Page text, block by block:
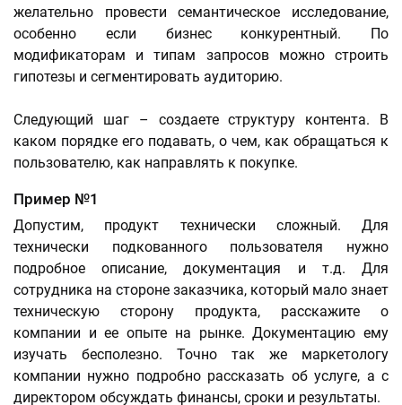
желательно провести семантическое исследование,
особенно если бизнес конкурентный. По
модификаторам и типам запросов можно строить
гипотезы и сегментировать аудиторию.
Следующий шаг – создаете структуру контента. В
каком порядке его подавать, о чем, как обращаться к
пользователю, как направлять к покупке.
Пример №1
Допустим, продукт технически сложный. Для
технически подкованного пользователя нужно
подробное описание, документация и т.д. Для
сотрудника на стороне заказчика, который мало знает
техническую сторону продукта, расскажите о
компании и ее опыте на рынке. Документацию ему
изучать бесполезно. Точно так же маркетологу
компании нужно подробно рассказать об услуге, а с
директором обсуждать финансы, сроки и результаты.